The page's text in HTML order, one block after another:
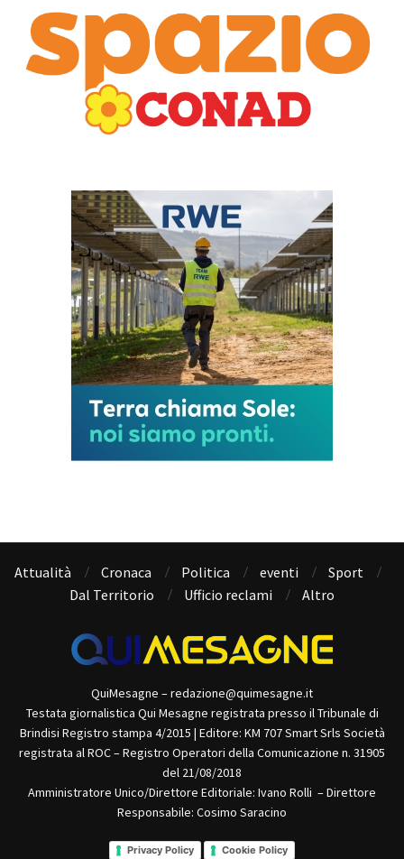
Attualità Cronaca Politica eventi
Sport
Dal Territorio
Ufficio reclami Altro
QuiMesagne – redazione@quimesagne.it
Testata giornalistica Qui Mesagne registrata presso il Tribunale di
Brindisi Registro stampa 4/2015 | Editore: KM 707 Smart Srls Società
registrata al ROC – Registro Operatori della Comunicazione n. 31905
del 21/08/2018
Amministratore Unico/Direttore Editoriale: Ivano Rolli – Direttore
Responsabile: Cosimo Saracino
Privacy Policy Cookie Policy